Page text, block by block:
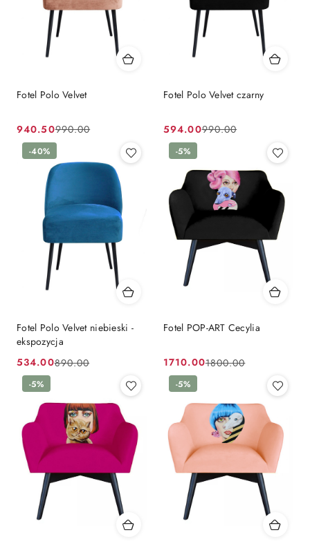
Fotel Polo Velvet
Cena
promocyjna:
940.50
Cena
przed
promocją:
990.00
Fotel Polo Velvet czarny
Cena
promocyjna:
594.00
Cena
przed
promocją:
990.00
Fotel Polo Velvet niebieski -
ekspozycja
Cena
promocyjna:
534.00
Cena
przed
promocją:
890.00
-40%
Fotel POP-ART Cecylia
Cena
promocyjna:
1710.00
Cena
przed
promocją:
1800.00
-5%
-5% -5%